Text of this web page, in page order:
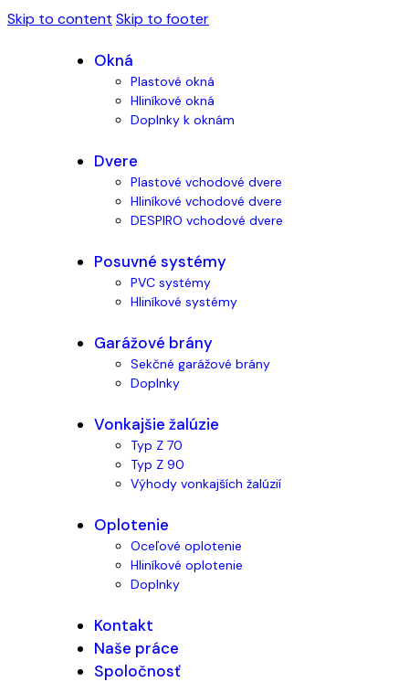
Skip to content Skip to footer
Okná
Plastové okná
Hliníkové okná
Doplnky k oknám
Dvere
Plastové vchodové dvere
Hliníkové vchodové dvere
DESPIRO vchodové dvere
Posuvné systémy
PVC systémy
Hliníkové systémy
Garážové brány
Sekčné garážové brány
Doplnky
Vonkajšie žalúzie
Typ Z 70
Typ Z 90
Výhody vonkajších žalúzií
Oplotenie
Oceľové oplotenie
Hliníkové oplotenie
Doplnky
Kontakt
Naše práce
Spoločnosť